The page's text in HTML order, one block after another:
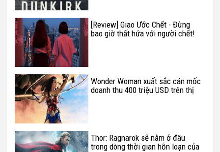
[Review] Giao Ước Chết - Đừng
bao giờ thất hứa với người chết!
Wonder Woman xuất sắc cán mốc
doanh thu 400 triệu USD trên thị
Thor: Ragnarok sẽ nằm ở đâu
trong dòng thời gian hỗn loạn của